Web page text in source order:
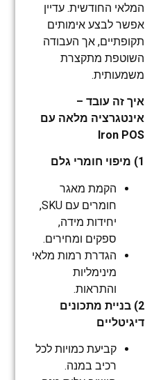
המלאי החודשית. עדיין
אפשר לבצע אימותים
תקופתיים, אך העבודה
השוטפת מתקצרת
משמעותית.
איך זה עובד –
אינטגרציה מלאה עם
Iron POS
1) מיפוי חומרי גלם
הקמת מאגר
חומרים עם SKU,
יחידות מידה,
ספקים ומחירים.
הגדרת רמות מלאי
מינימליות
והתראות.
2) בניית מתכונים
דיגיטליים
קביעת כמויות לכל
רכיב במנה.